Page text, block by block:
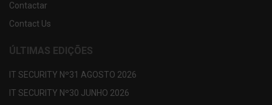
Contactar
Contact Us
ÚLTIMAS EDIÇÕES
IT SECURITY Nº31 AGOSTO 2026
IT SECURITY Nº30 JUNHO 2026